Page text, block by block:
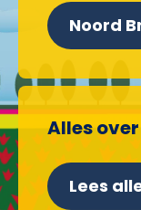
Noord
Alles
Lees